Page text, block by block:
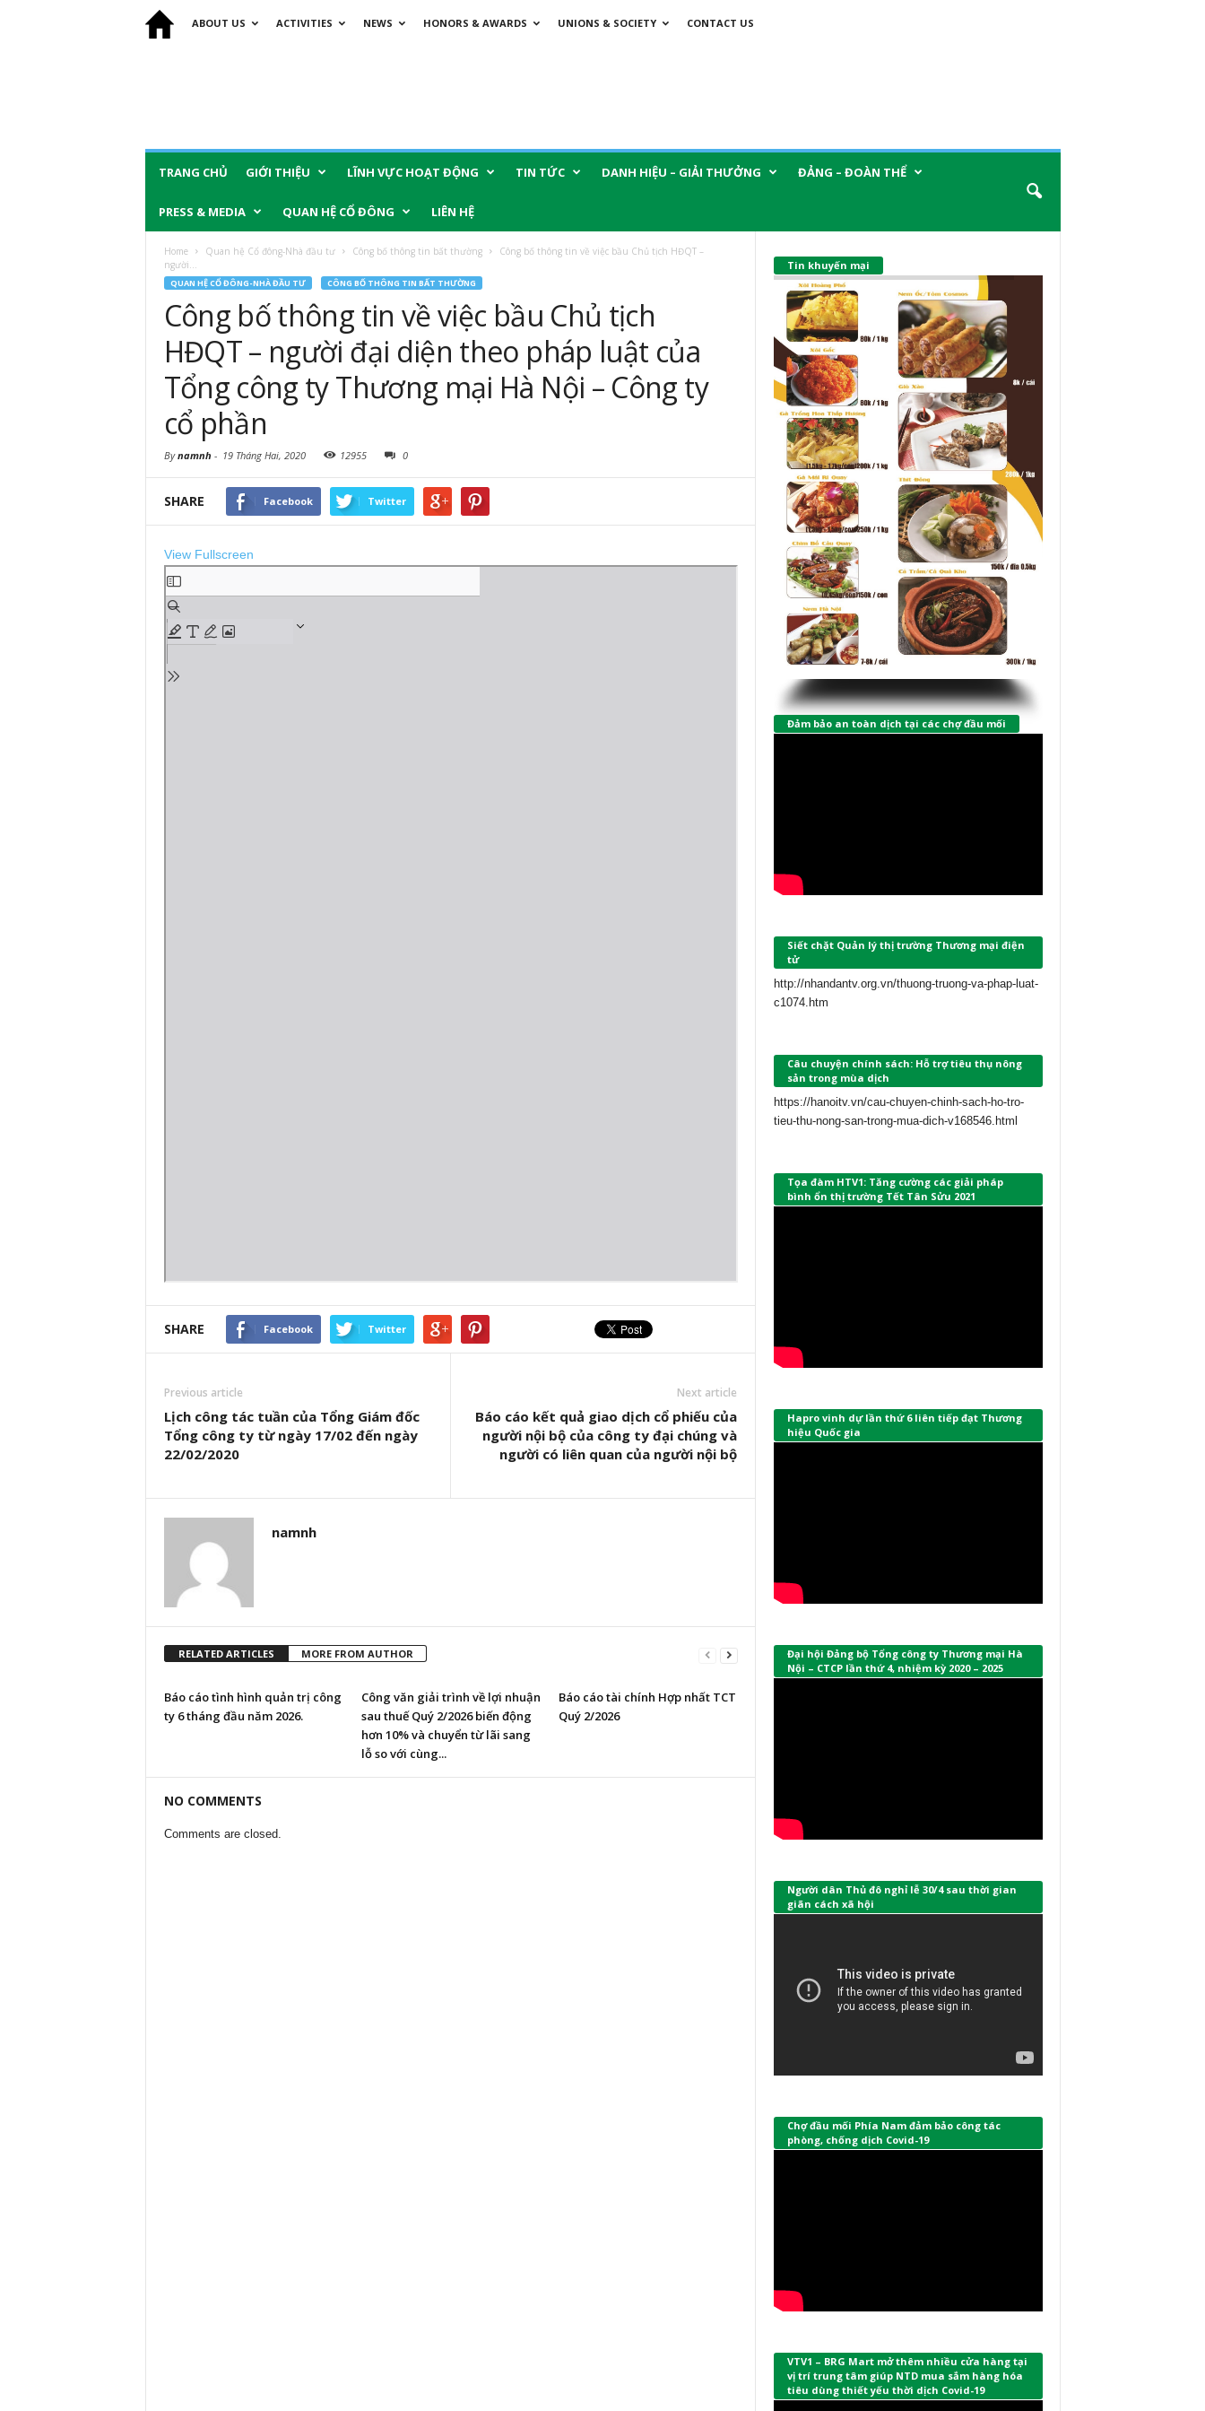
ABOUT US ACTIVITIES NEWS HONORS & AWARDS UNIONS & SOCIETY CONTACT US
TRANG CHỦ GIỚI THIỆU LĨNH VỰC HOẠT ĐỘNG TIN TỨC DANH HIỆU – GIẢI THƯỞNG ĐẢNG – ĐOÀN THỂ
PRESS & MEDIA QUAN HỆ CỔ ĐÔNG LIÊN HỆ
Home Quan hệ Cổ đông-Nhà đầu tư Công bố thông tin bất thường
Công bố thông tin về việc bầu Chủ tịch HĐQT –
người...
QUAN HỆ CỔ ĐÔNG-NHÀ ĐẦU TƯ CÔNG BỐ THÔNG TIN BẤT THƯỜNG
Công bố thông tin về việc bầu Chủ tịch
HĐQT – người đại diện theo pháp luật của
Tổng công ty Thương mại Hà Nội – Công ty
cổ phần
Bynamnh - 19 Tháng Hai, 2020 12955 0
SHARE Facebook Twitter
View Fullscreen
SHARE Facebook Twitter
Previous article
Lịch công tác tuần của Tổng Giám đốc
Tổng công ty từ ngày 17/02 đến ngày
22/02/2020
Next article
Báo cáo kết quả giao dịch cổ phiếu của
người nội bộ của công ty đại chúng và
người có liên quan của người nội bộ
namnh
RELATED ARTICLES MORE FROM AUTHOR
Báo cáo tình hình quản trị công
ty 6 tháng đầu năm 2026.
Công văn giải trình về lợi nhuận
sau thuế Quý 2/2026 biến động
hơn 10% và chuyển từ lãi sang
lỗ so với cùng...
Báo cáo tài chính Hợp nhất TCT
Quý 2/2026
NO COMMENTS
Comments are closed.
Tin khuyến mại
Đảm bảo an toàn dịch tại các chợ đầu mối
Siết chặt Quản lý thị trường Thương mại điện
tử
http://nhandantv.org.vn/thuong-truong-va-phap-luat-
c1074.htm
Câu chuyện chính sách: Hỗ trợ tiêu thụ nông
sản trong mùa dịch
https://hanoitv.vn/cau-chuyen-chinh-sach-ho-tro-
tieu-thu-nong-san-trong-mua-dich-v168546.html
Tọa đàm HTV1: Tăng cường các giải pháp
bình ổn thị trường Tết Tân Sửu 2021
Hapro vinh dự lần thứ 6 liên tiếp đạt Thương
hiệu Quốc gia
Đại hội Đảng bộ Tổng công ty Thương mại Hà
Nội – CTCP lần thứ 4, nhiệm kỳ 2020 – 2025
Người dân Thủ đô nghỉ lễ 30/4 sau thời gian
giãn cách xã hội
Chợ đầu mối Phía Nam đảm bảo công tác
phòng, chống dịch Covid-19
VTV1 – BRG Mart mở thêm nhiều cửa hàng tại
vị trí trung tâm giúp NTD mua sắm hàng hóa
tiêu dùng thiết yếu thời dịch Covid-19